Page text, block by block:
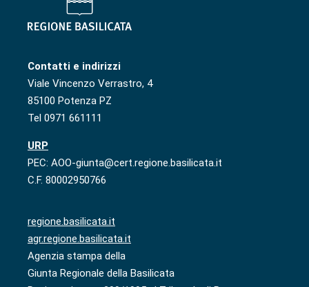
Contatti e indirizzi
Viale Vincenzo Verrastro, 4
85100 Potenza PZ
Tel 0971 661111
URP
PEC: AOO-giunta@cert.regione.basilicata.it
C.F. 80002950766
regione.basilicata.it
agr.regione.basilicata.it
Agenzia stampa della
Giunta Regionale della Basilicata